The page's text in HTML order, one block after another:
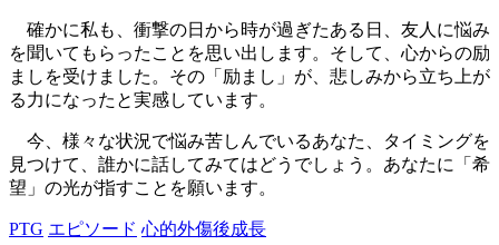
確かに私も、衝撃の日から時が過ぎたある日、友人に悩み
を聞いてもらったことを思い出します。そして、心からの励
ましを受けました。その「励まし」が、悲しみから立ち上が
る力になったと実感しています。
今、様々な状況で悩み苦しんでいるあなた、タイミングを
見つけて、誰かに話してみてはどうでしょう。あなたに「希
望」の光が指すことを願います。
PTG エピソード 心的外傷後成長